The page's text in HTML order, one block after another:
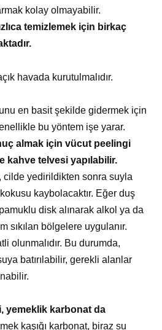
kolay olmayabilir.
temizlemek için birkaç
havada kurutulmalıdır.
en basit şekilde gidermek için
bu yöntem işe yarar.
almak için vücut peelingi
kahve telvesi yapılabilir.
cilde yedirildikten sonra suyla
kaybolacaktır. Eğer duş
disk alınarak alkol ya da
sıkılan bölgelere uygulanır.
olunmalıdır. Bu durumda,
batırılabilir, gerekli alanlar
yemeklik karbonat da
kaşığı karbonat, biraz su